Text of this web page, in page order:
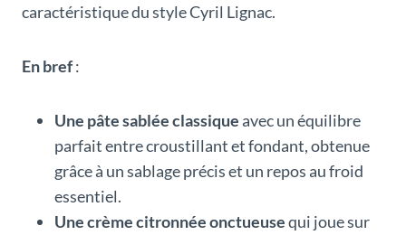
caractéristique du style Cyril Lignac.
En bref:
Une pâte sablée classiqueavec un équilibre
parfait entre croustillant et fondant, obtenue
grâce à un sablage précis et un repos au froid
essentiel.
Une crème citronnée onctueusequi joue sur